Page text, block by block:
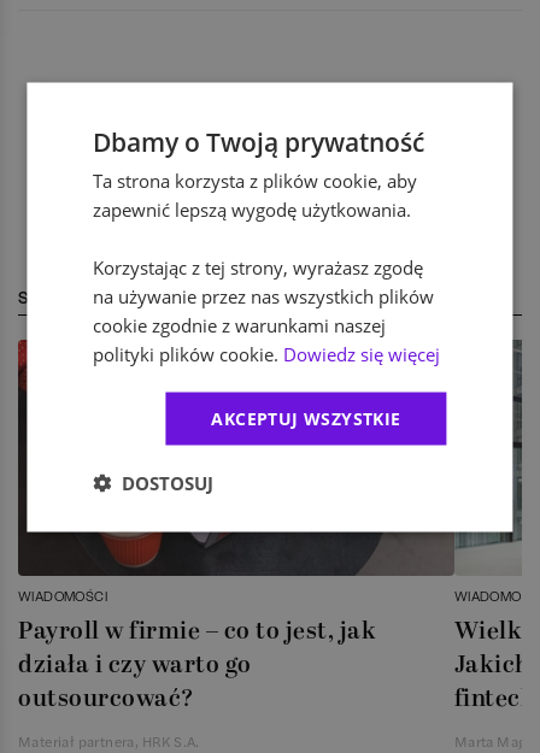
STREFA EKSPERTA
WIADOMOŚCI
Payroll w firmie – co to jest, jak
działa i czy warto go
outsourcować?
Materiał partnera, HRK S.A.
Jakich
Marta
Dbamy o Twoją prywatność
Ta strona korzysta z plików cookie, aby
zapewnić lepszą wygodę użytkowania.
Korzystając z tej strony, wyrażasz zgodę
na używanie przez nas wszystkich plików
cookie zgodnie z warunkami naszej
polityki plików cookie. Dowiedz się więcej
AKCEPTUJ WSZYSTKIE
DOSTOSUJ